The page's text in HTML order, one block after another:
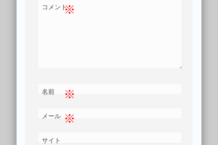
コメント※
名前 ※
メール ※
サイト